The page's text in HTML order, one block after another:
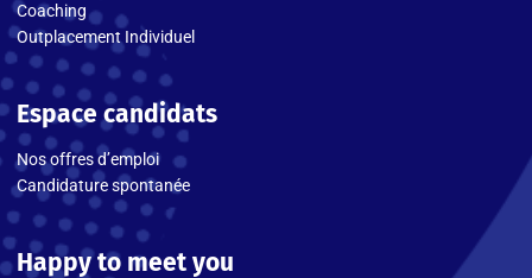
Coaching
Outplacement Individuel
Espace candidats
Nos offres d’emploi
Candidature spontanée
Happy to meet you